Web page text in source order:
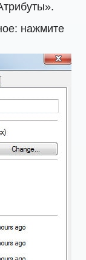
нажмите